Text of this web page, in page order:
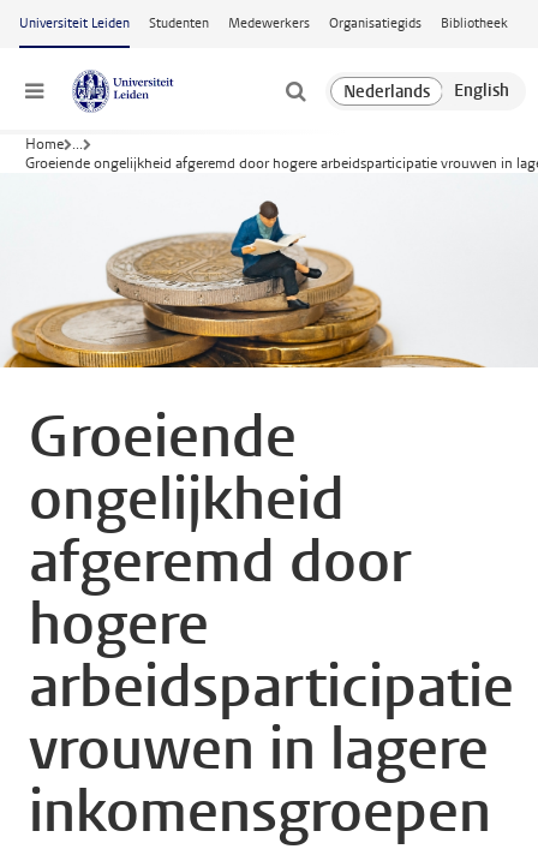
Ga naar hoofdinhoud
Universiteit Leiden Studenten Medewerkers Organisatiegids Bibliotheek
Menu
Home ...
Groeiende ongelijkheid afgeremd door hogere arbeidsparticipatie vrouwen in
Groeiende
ongelijkheid
afgeremd door
hogere
arbeidsparticipatie
vrouwen in lagere
inkomensgroepen